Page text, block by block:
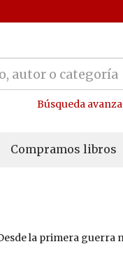
Búsqueda
Compramos libros
la primera